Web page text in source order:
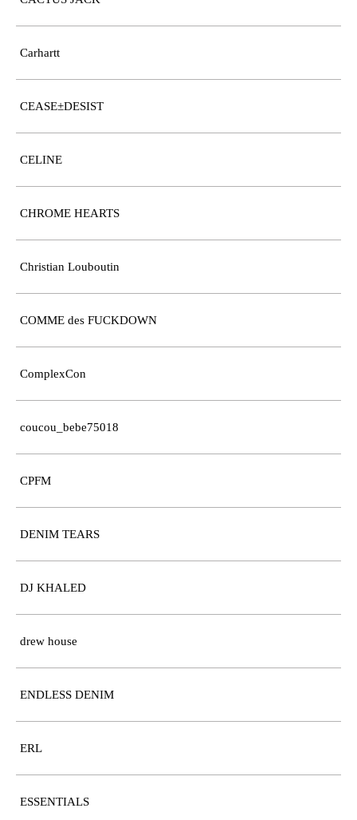
Carhartt
CEASE±DESIST
CELINE
CHROME HEARTS
Christian Louboutin
COMME des FUCKDOWN
ComplexCon
coucou_bebe75018
CPFM
DENIM TEARS
DJ KHALED
drew house
ENDLESS DENIM
ERL
ESSENTIALS